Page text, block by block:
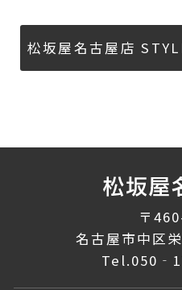
松坂屋名古屋店
〒
名古屋市中区
Tel.